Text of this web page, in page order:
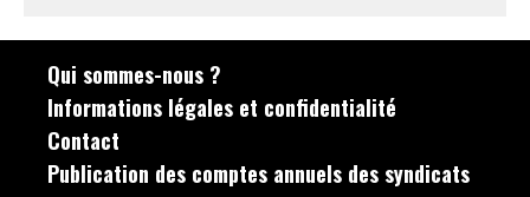
Qui sommes-nous ?
Informations légales et confidentialité
Contact
Publication des comptes annuels des syndicats